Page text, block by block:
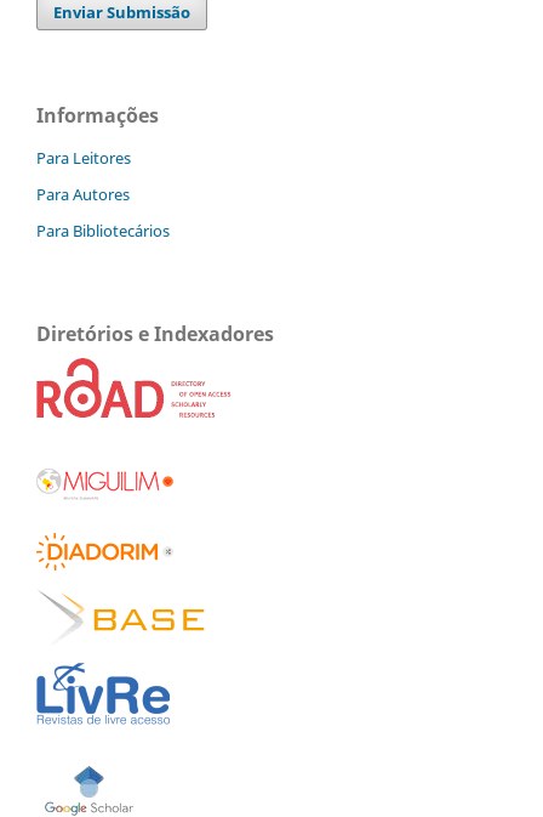
Enviar Submissão
Informações
Para Leitores
Para Autores
Para Bibliotecários
Diretórios e Indexadores